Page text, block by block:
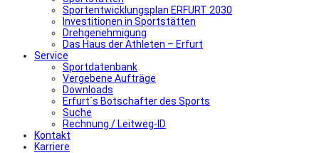
Sportentwicklungsplan ERFURT 2030
Investitionen in Sportstätten
Drehgenehmigung
Das Haus der Athleten – Erfurt
Service
Sportdatenbank
Vergebene Aufträge
Downloads
Erfurt´s Botschafter des Sports
Suche
Rechnung / Leitweg-ID
Kontakt
Karriere